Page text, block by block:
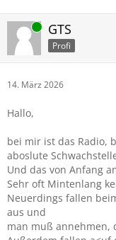
Online GTS
Profi
14. März 2026
Hallo,
bei mir ist das Radio,
aboslute
Und das von Anfang
Sehr oft Mintenlang
Neuerdings fallen
aus und
man muß annehmen,